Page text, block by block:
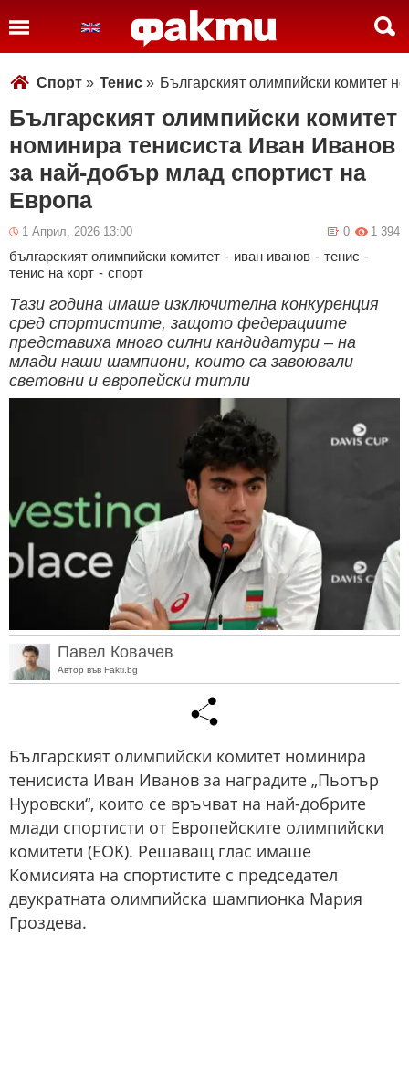
Спорт » Тенис » Българският олимпийски комитет
Българският олимпийски комитет
номинира тенисиста Иван Иванов
за най-добър млад спортист на
Европа
1 Април, 2026 13:00 1 394
0
българският олимпийски комитет - иван иванов - тенис -
тенис на корт - спорт
Тази година имаше изключителна конкуренция
сред спортистите, защото федерациите
представиха много силни кандидатури – на
млади наши шампиони, които са завоювали
световни и европейски титли
Павел Ковачев
Автор във Fakti.bg
Българският олимпийски комитет номинира
тенисиста Иван Иванов за наградите „Пьотър
Нуровски“, които се връчват на най-добрите
млади спортисти от Европейските олимпийски
комитети (EOK). Решаващ глас имаше
Комисията на спортистите с председател
двукратната олимпийска шампионка Мария
Гроздева.